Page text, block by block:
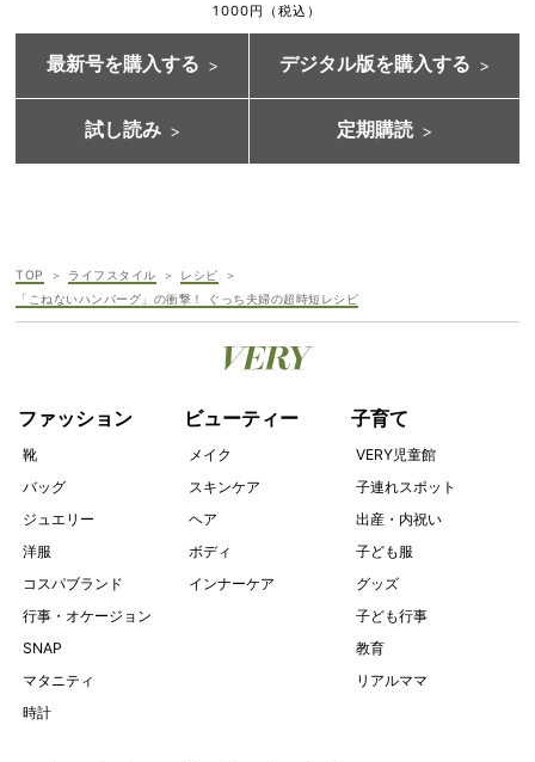
1000円（税込）
最新号を購入する デジタル版を購入する
試し読み 定期購読
TOP ライフスタイル
レシピ
「こねないハンバーグ」の衝撃！ ぐっち夫婦の超時短レシピ
ファッション
靴
バッグ
ジュエリー
洋服
コスパブランド
行事・オケージョン
SNAP
マタニティ
時計
ビューティー
メイク
スキンケア
ヘア
ボディ
インナーケア
子育て
VERY児童館
子連れスポット
出産・内祝い
子ども服
グッズ
子ども行事
教育
リアルママ